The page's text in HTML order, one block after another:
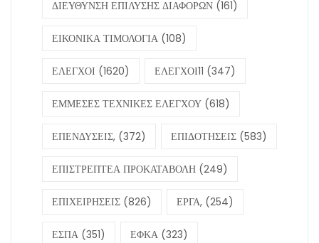
ΔΙΕΥΘΥΝΣΗ ΕΠΙΛΥΣΗΣ ΔΙΑΦΟΡΩΝ (161)
ΕΙΚΟΝΙΚΑ ΤΙΜΟΛΟΓΙΑ (108)
ΕΛΕΓΧΟΙ (1620) ΕΛΕΓΧΟΙ11 (347)
ΕΜΜΕΣΕΣ ΤΕΧΝΙΚΕΣ ΕΛΕΓΧΟΥ (618)
ΕΠΕΝΔΥΣΕΙΣ, (372) ΕΠΙΔΟΤΗΣΕΙΣ (583)
ΕΠΙΣΤΡΕΠΤΕΑ ΠΡΟΚΑΤΑΒΟΛΗ (249)
ΕΠΙΧΕΙΡΗΣΕΙΣ (826) ΕΡΓΑ, (254)
ΕΣΠΑ (351) ΕΦΚΑ (323)